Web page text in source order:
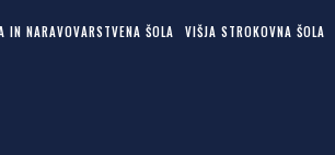
IN NARAVOVARSTVENA ŠOLA VIŠJA STROKOVNA ŠOLA